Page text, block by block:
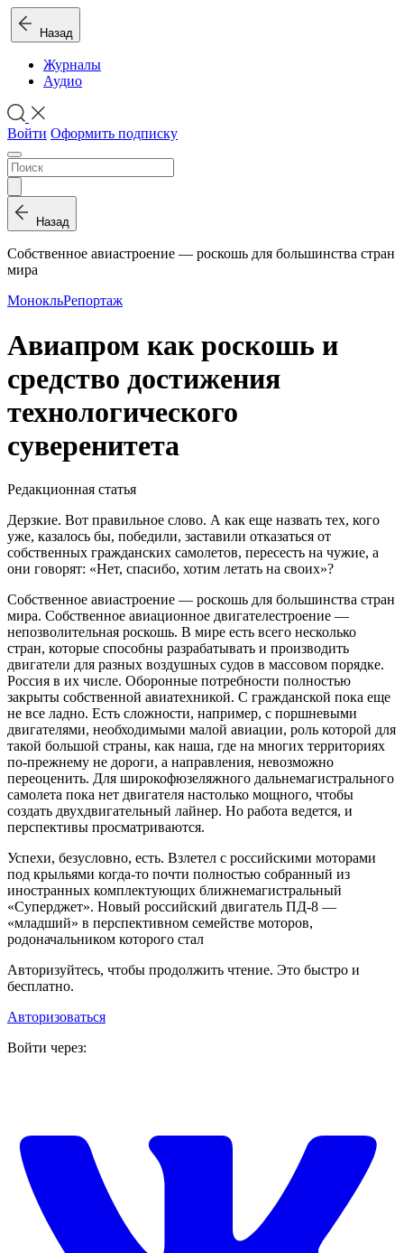
Назад
Журналы
Аудио
Войти Оформить подписку
Назад
Собственное авиастроение — роскошь для большинства стран
мира
МонокльРепортаж
Авиапром как роскошь и
средство достижения
технологического
суверенитета
Редакционная статья
Дерзкие. Вот правильное слово. А как еще назвать тех, кого
уже, казалось бы, победили, заставили отказаться от
собственных гражданских самолетов, пересесть на чужие, а
они говорят: «Нет, спасибо, хотим летать на своих»?
Собственное авиастроение — роскошь для большинства стран
мира. Собственное авиационное двигателестроение —
непозволительная роскошь. В мире есть всего несколько
стран, которые способны разрабатывать и производить
двигатели для разных воздушных судов в массовом порядке.
Россия в их числе. Оборонные потребности полностью
закрыты собственной авиатехникой. С гражданской пока еще
не все ладно. Есть сложности, например, с поршневыми
двигателями, необходимыми малой авиации, роль которой для
такой большой страны, как наша, где на многих территориях
по-прежнему не дороги, а направления, невозможно
переоценить. Для широкофюзеляжного дальнемагистрального
самолета пока нет двигателя настолько мощного, чтобы
создать двухдвигательный лайнер. Но работа ведется, и
перспективы просматриваются.
Успехи, безусловно, есть. Взлетел с российскими моторами
под крыльями когда-то почти полностью собранный из
иностранных комплектующих ближнемагистральный
«Суперджет». Новый российский двигатель ПД-8 —
«младший» в перспективном семействе моторов,
родоначальником которого стал
Авторизуйтесь, чтобы продолжить чтение. Это быстро и
бесплатно.
Авторизоваться
Войти через: